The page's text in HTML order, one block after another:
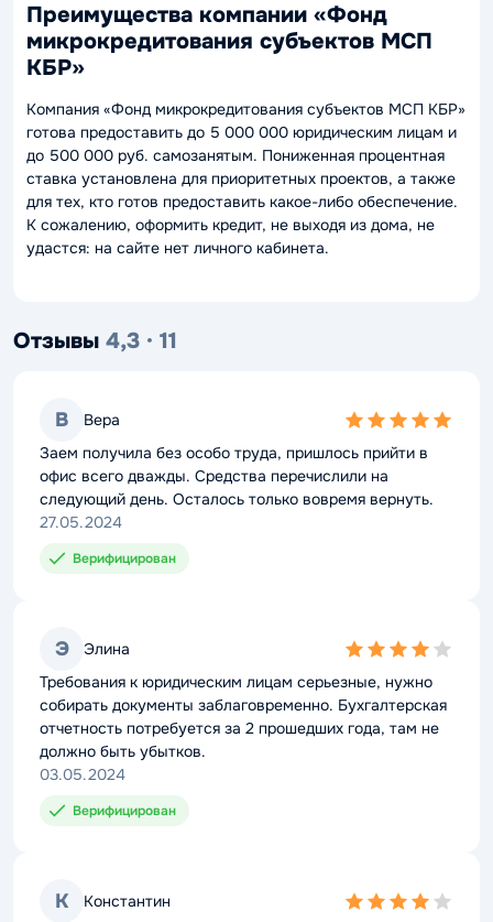
Преимущества компании «Фонд
микрокредитования субъектов МСП
КБР»
Компания «Фонд микрокредитования субъектов МСП КБР»
готова предоставить до 5 000 000 юридическим лицам и
до 500 000 руб. самозанятым. Пониженная процентная
ставка установлена для приоритетных проектов, а также
для тех, кто готов предоставить какое-либо обеспечение.
К сожалению, оформить кредит, не выходя из дома, не
удастся: на сайте нет личного кабинета.
Отзывы 4,3 · 11
В Вера
5,0
rating
Заем получила без особо труда, пришлось прийти в
офис всего дважды. Средства перечислили на
следующий день. Осталось только вовремя вернуть.
27.05.2024
Верифицирован
Э Элина
4,0
rating
Требования к юридическим лицам серьезные, нужно
собирать документы заблаговременно. Бухгалтерская
отчетность потребуется за 2 прошедших года, там не
должно быть убытков.
03.05.2024
Верифицирован
К Константин
4,0